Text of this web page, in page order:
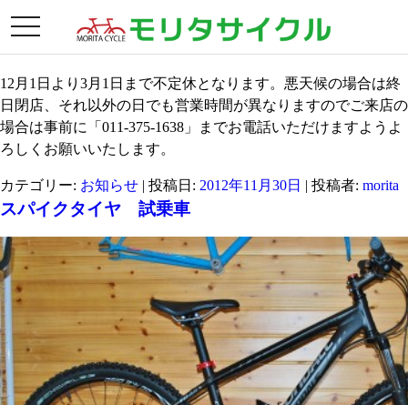
toggle
月別アーカイブ: 2012年11月
冬季営業のお知らせ
12月1日より3月1日まで不定休となります。悪天候の場合は終
日閉店、それ以外の日でも営業時間が異なりますのでご来店の
場合は事前に「011-375-1638」までお電話いただけますようよ
ろしくお願いいたします。
カテゴリー: お知らせ | 投稿日: 2012年11月30日 | 投稿者: morita
スパイクタイヤ 試乗車